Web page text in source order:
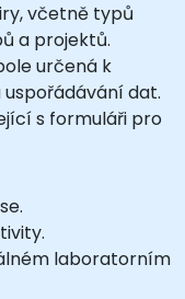
včetně typů
a projektů.
určená k
dat.
s formuláři pro
laboratorním